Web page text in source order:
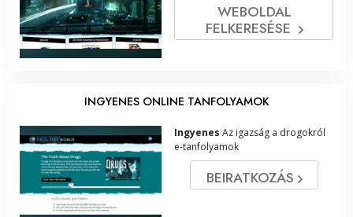
WEBOLDAL
FELKERESÉSE
INGYENES ONLINE TANFOLYAMOK
Ingyenes Az igazság a drogokról
e‑tanfolyamok
BEIRATKOZÁS